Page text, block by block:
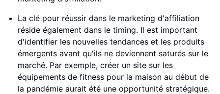
La clé pour réussir dans le marketing d'affiliation
réside également dans le timing. Il est important
d'identifier les nouvelles tendances et les produits
émergents avant qu'ils ne deviennent saturés sur le
marché. Par exemple, créer un site sur les
équipements de fitness pour la maison au début de
la pandémie aurait été une opportunité stratégique.